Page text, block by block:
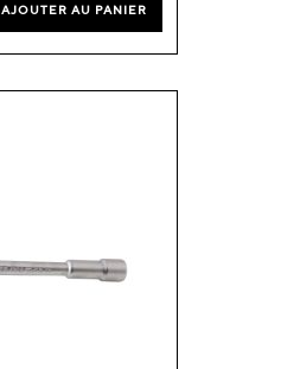
AJOUTER AU PANIER